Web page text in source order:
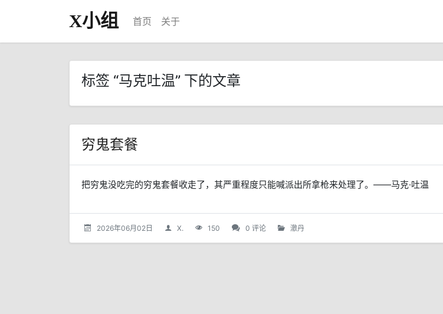
X小组 首页 关于
标签 “马克吐温” 下的文章
穷鬼套餐
把穷鬼没吃完的穷鬼套餐收走了，其严重程度只能喊派出所拿枪来处理了。——马克·吐温
2026年06月02日 X. 150 0 评论 澈丹